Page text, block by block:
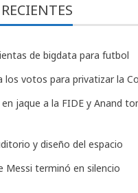
de bigdata para futbol
votos para privatizar la
jaque a la FIDE y Anand
y diseño del espacio
Messi terminó en silencio